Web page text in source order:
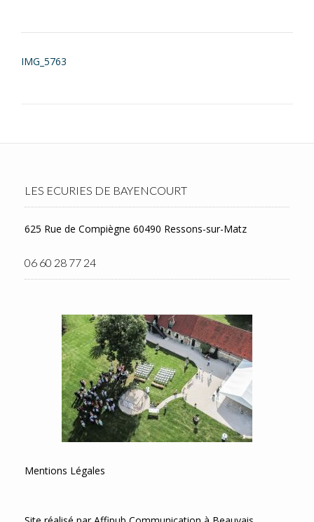
Post
IMG_5763
LES ECURIES DE BAYENCOURT
625 Rue de Compiègne 60490 Ressons-sur-Matz
06 60 28 77 24
Mentions Légales